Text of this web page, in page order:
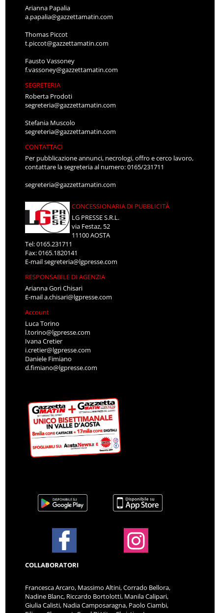
Arianna Papalia
a.papalia@gazzettamatin.com
Thomas Piccot
t.piccot@gazzettamatin.com
Fausto Vassoney
f.vassoney@gazzettamatin.com
SEGRETERIA
Roberta Prodoti
segreteria@gazzettamatin.com
Stefania Muscolo
segreteria@gazzettamatin.com
CONTATTACI
Per pubblicazione annunci, necrologi, offro e cerco lavoro,
contattare la segreteria al numero: 0165/231711
segreteria@gazzettamatin.com
CONCESSIONARIA DI PUBBLICITÀ
LG PRESSE S.R.L.
via Festaz, 52
11100 AOSTA
Tel: 0165.231711
Fax: 0165.1820141
E-mailsegreteria@lgpresse.com
RESPONSABILE DI AGENZIA
Arianna Gori Chisari
E-maila.chisari@lgpresse.com
Account
Luca Torino
l.torino@lgpresse.com
Ivana Cretier
i.cretier@lgpresse.com
Daniele Fimiano
d.fimiano@lgpresse.com
COLLABORATORI
Francesca Arcaro, Massimo Altini, Corrado Bellora,
Nadine Blanc, Riccardo Bortolotti, Manila Calipari,
Giulia Calisti, Nadia Camposaragna, Paolo Ciambi,